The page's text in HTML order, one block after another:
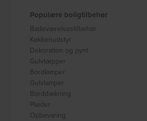
Populære boligtilbehør
Badeværelsestilbehør
Køkkenudstyr
Dekoration og pynt
Gulvtæpper
Bordlamper
Gulvlamper
Borddækning
Plaider
Opbevaring